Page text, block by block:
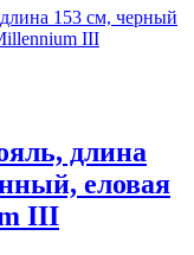
длина
еловая
III